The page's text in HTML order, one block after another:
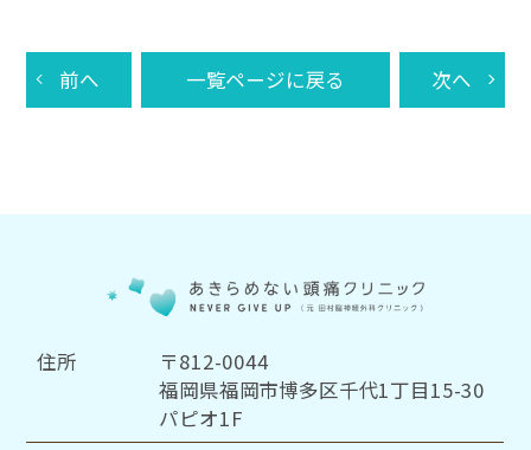
前へ 一覧ページに戻る 次へ
住所
〒812-0044
福岡県福岡市博多区千代1丁目15-30
パピオ1F